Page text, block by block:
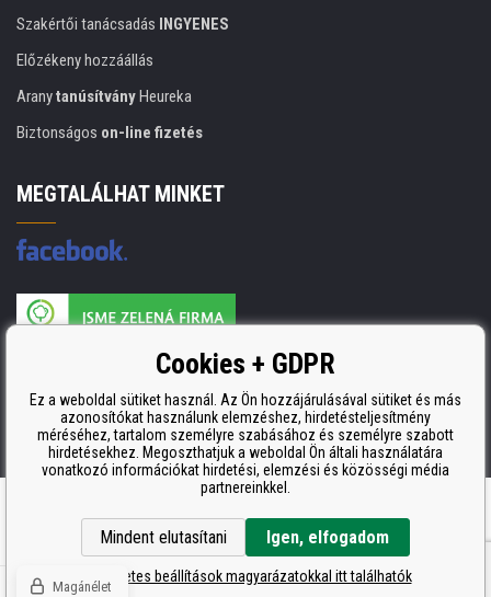
Szakértői tanácsadás
INGYENES
Előzékeny hozzáállás
Aranytanúsítvány Heureka
Biztonságos on-line fizetés
MEGTALÁLHAT MINKET
A nyomtatási kellékek gyártója ISO 9001 tanúsítvánnyal rendelkezik
ISO 9001, ISO 14001 és STMC.
Ecommerce solutionsBINARGON.cz
Cookies + GDPR
Ez a weboldal sütiket használ. Az Ön hozzájárulásával sütiket és más
azonosítókat használunk elemzéshez, hirdetésteljesítmény
méréséhez, tartalom személyre szabásához és személyre szabott
hirdetésekhez. Megoszthatjuk a weboldal Ön általi használatára
vonatkozó információkat hirdetési, elemzési és közösségi média
partnereinkkel.
Mindent elutasítani Igen, elfogadom
A részletes beállítások magyarázatokkal itt találhatók
Magánélet